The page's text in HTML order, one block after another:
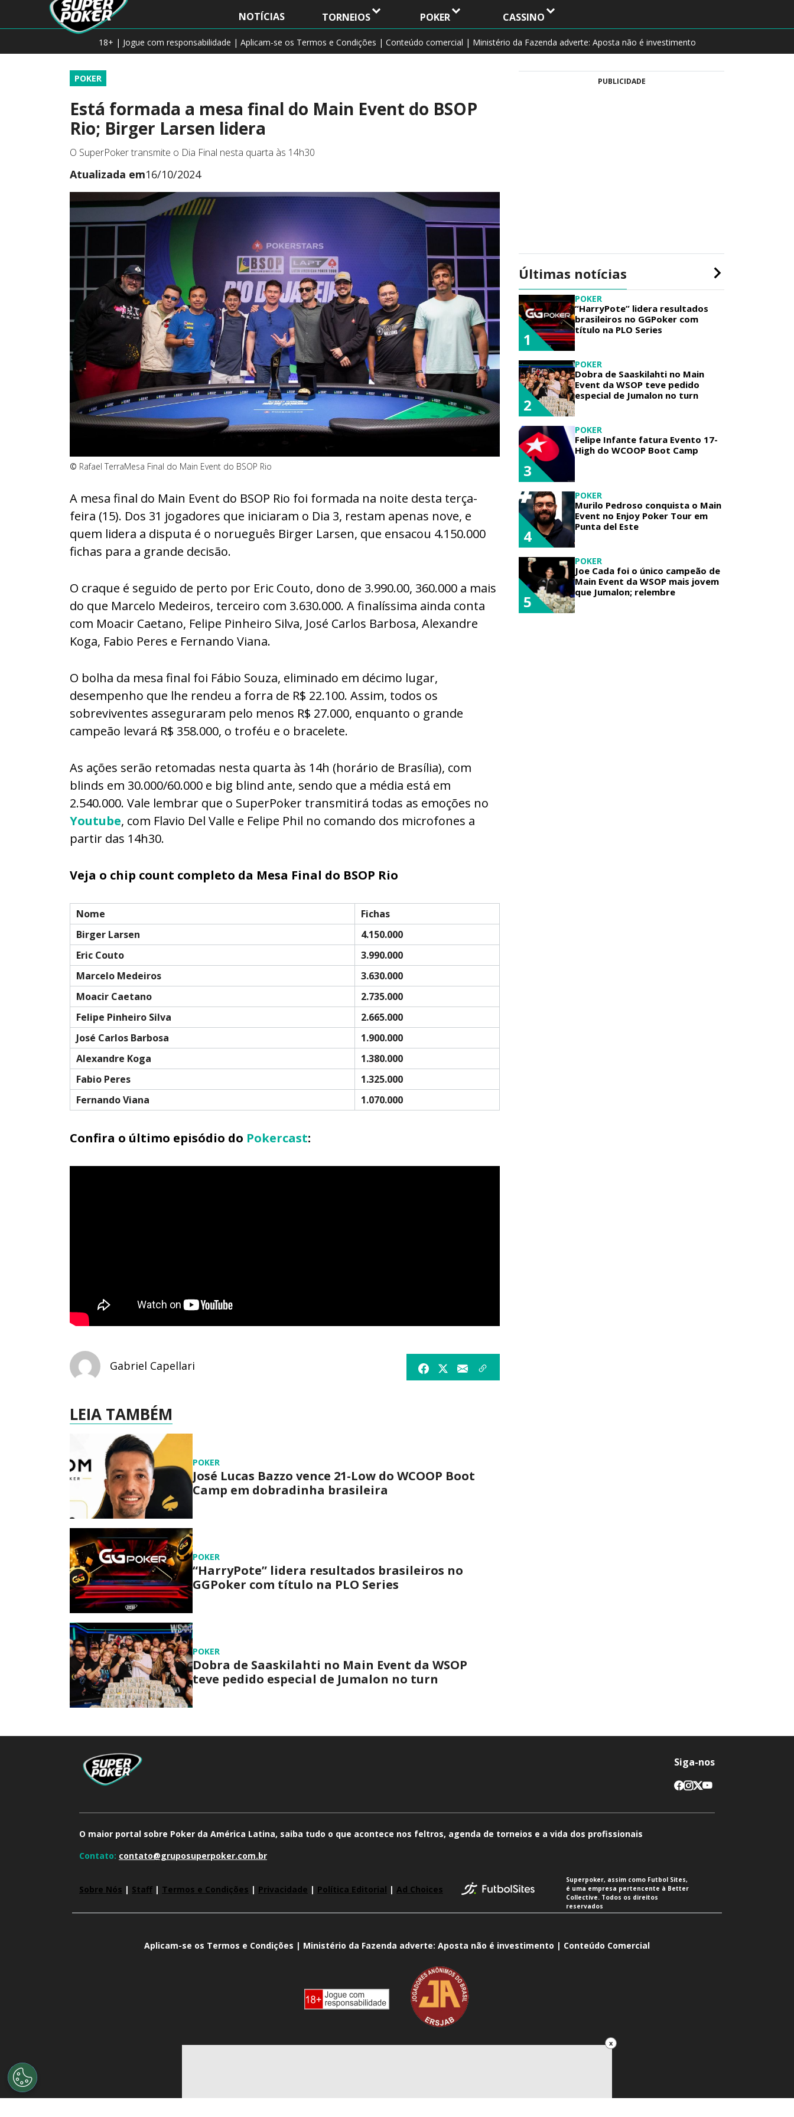
NOTÍCIAS TORNEIOS POKER CASSINO
18+ | Jogue com responsabilidade | Aplicam-se os Termos e Condições | Conteúdo comercial | Ministério da Fazenda adverte: Aposta não é investimento
POKER
Está formada a mesa final do Main Event do BSOP
Rio; Birger Larsen lidera
O SuperPoker transmite o Dia Final nesta quarta às 14h30
Atualizada em16/10/2024
© Rafael TerraMesa Final do Main Event do BSOP Rio
A mesa final do Main Event do BSOP Rio foi formada na noite desta terça-
feira (15). Dos 31 jogadores que iniciaram o Dia 3, restam apenas nove, e
quem lidera a disputa é o norueguês Birger Larsen, que ensacou 4.150.000
fichas para a grande decisão.
O craque é seguido de perto por Eric Couto, dono de 3.990.00, 360.000 a mais
do que Marcelo Medeiros, terceiro com 3.630.000. A finalíssima ainda conta
com Moacir Caetano, Felipe Pinheiro Silva, José Carlos Barbosa, Alexandre
Koga, Fabio Peres e Fernando Viana.
O bolha da mesa final foi Fábio Souza, eliminado em décimo lugar,
desempenho que lhe rendeu a forra de R$ 22.100. Assim, todos os
sobreviventes asseguraram pelo menos R$ 27.000, enquanto o grande
campeão levará R$ 358.000, o troféu e o bracelete.
As ações serão retomadas nesta quarta às 14h (horário de Brasília), com
blinds em 30.000/60.000 e big blind ante, sendo que a média está em
2.540.000. Vale lembrar que o SuperPoker transmitirá todas as emoções no
Youtube, com Flavio Del Valle e Felipe Phil no comando dos microfones a
partir das 14h30.
Veja o chip count completo da Mesa Final do BSOP Rio
Nome
Fichas
Birger Larsen
4.150.000
Eric Couto
3.990.000
Marcelo Medeiros
3.630.000
Moacir Caetano
2.735.000
Felipe Pinheiro Silva
2.665.000
José Carlos Barbosa
1.900.000
Alexandre Koga
1.380.000
Fabio Peres
1.325.000
Fernando Viana
1.070.000
Confira o último episódio do Pokercast:
Gabriel Capellari
LEIA TAMBÉM
POKER
José Lucas Bazzo vence 21-Low do WCOOP Boot
Camp em dobradinha brasileira
POKER
“HarryPote” lidera resultados brasileiros no
GGPoker com título na PLO Series
POKER
Dobra de Saaskilahti no Main Event da WSOP
teve pedido especial de Jumalon no turn
PUBLICIDADE
Últimas notícias
POKER
“HarryPote” lidera resultados
brasileiros no GGPoker com
título na PLO Series
1
POKER
Dobra de Saaskilahti no Main
Event da WSOP teve pedido
especial de Jumalon no turn
2
POKER
Felipe Infante fatura Evento 17-
High do WCOOP Boot Camp
3
POKER
Murilo Pedroso conquista o Main
Event no Enjoy Poker Tour em
Punta del Este
4
POKER
Joe Cada foi o único campeão de
Main Event da WSOP mais jovem
que Jumalon; relembre
5
x
Siga-nos
O maior portal sobre Poker da América Latina, saiba tudo o que acontece nos feltros, agenda de torneios e a vida dos profissionais
Contato: contato@gruposuperpoker.com.br
Sobre Nós | Staff | Termos e Condições | Privacidade | Política Editorial | Ad Choices
Superpoker, assim como Futbol Sites,
é uma empresa pertencente à Better
Collective. Todos os direitos
reservados
Aplicam-se os Termos e Condições | Ministério da Fazenda adverte: Aposta não é investimento | Conteúdo Comercial